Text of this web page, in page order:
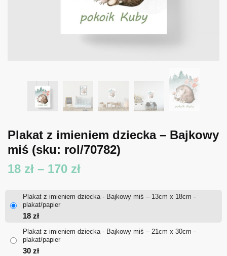
Plakat z imieniem dziecka – Bajkowy
miś (sku: rol/70782)
18 zł – 170 złZakres
18 zł
Plakat z imieniem dziecka - Bajkowy miś – 13cm x 18cm -
plakat/papier
18 zł
Plakat z imieniem dziecka - Bajkowy miś – 21cm x 30cm -
plakat/papier
30 zł